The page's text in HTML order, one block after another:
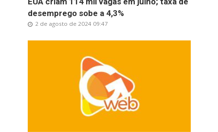
desemprego sobe a 4,3%
2 de agosto de 2024 09:47